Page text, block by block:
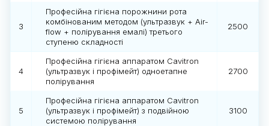
3
Професійна гігієна порожнини рота
комбінованим методом (ультразвук + Air-
flow + полірування емалі) третього
ступеню складності
2500
4
Професійна гігієна аппаратом Cavitron
(ультразвук і профімейт) одноетапне
полірування
2700
5
Професійна гігієна аппаратом Cavitron
(ультразвук і профімейт) з подвійною
системою полірування
3100